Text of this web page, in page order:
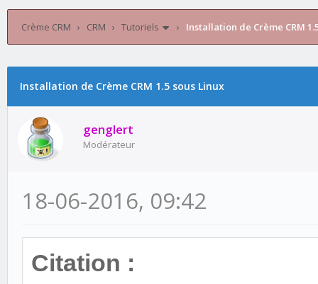
Crème CRM › CRM › Tutoriels › Installation de Crème CRM
Installation de Crème CRM 1.5 sous Linux
genglert
Modérateur
18-06-2016, 09:42
Citation :